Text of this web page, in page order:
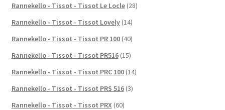
Rannekello - Tissot - Tissot Le Locle (28)
Rannekello - Tissot - Tissot Lovely (14)
Rannekello - Tissot - Tissot PR 100 (40)
Rannekello - Tissot - Tissot PR516 (15)
Rannekello - Tissot - Tissot PRC 100 (14)
Rannekello - Tissot - Tissot PRS 516 (3)
Rannekello - Tissot - Tissot PRX (60)